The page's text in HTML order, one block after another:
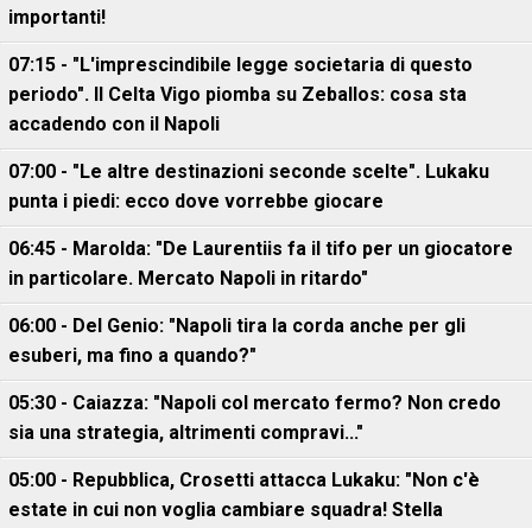
importanti!
07:15 - "L'imprescindibile legge societaria di questo
periodo". Il Celta Vigo piomba su Zeballos: cosa sta
accadendo con il Napoli
07:00 - "Le altre destinazioni seconde scelte". Lukaku
punta i piedi: ecco dove vorrebbe giocare
06:45 - Marolda: "De Laurentiis fa il tifo per un giocatore
in particolare. Mercato Napoli in ritardo"
06:00 - Del Genio: "Napoli tira la corda anche per gli
esuberi, ma fino a quando?"
05:30 - Caiazza: "Napoli col mercato fermo? Non credo
sia una strategia, altrimenti compravi..."
05:00 - Repubblica, Crosetti attacca Lukaku: "Non c'è
estate in cui non voglia cambiare squadra! Stella